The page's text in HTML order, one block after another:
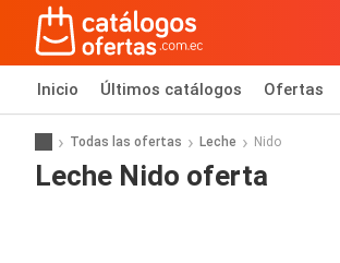
Inicio Últimos catálogos Ofertas
Todas las ofertas Leche Nido
Leche Nido oferta